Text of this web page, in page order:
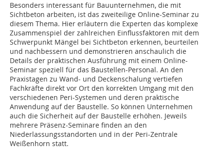
Besonders interessant für Bauunternehmen, die mit
Sichtbeton arbeiten, ist das zweiteilige Online-Seminar zu
diesem Thema. Hier erläutern die Experten das komplexe
Zusammenspiel der zahlreichen Einflussfaktoren mit dem
Schwerpunkt Mängel bei Sichtbeton erkennen, beurteilen
und nachbessern und demonstrieren anschaulich die
Details der praktischen Ausführung mit einem Online-
Seminar speziell für das Baustellen-Personal. An den
Praxistagen zu Wand- und Deckenschalung vertiefen
Fachkräfte direkt vor Ort den korrekten Umgang mit den
verschiedenen Peri-Systemen und deren praktische
Anwendung auf der Baustelle. So können Unternehmen
auch die Sicherheit auf der Baustelle erhöhen. Jeweils
mehrere Präsenz-Seminare finden an den
Niederlassungsstandorten und in der Peri-Zentrale
Weißenhorn statt.